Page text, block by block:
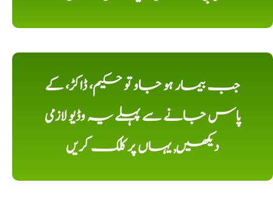
جب بیمار ہو جاو تو حکیم، ڈاکڑ، کے
پاس جانے سے پہلے یہ وڈیو لازمی
دیکھیں, یہاں پر کلک کریں